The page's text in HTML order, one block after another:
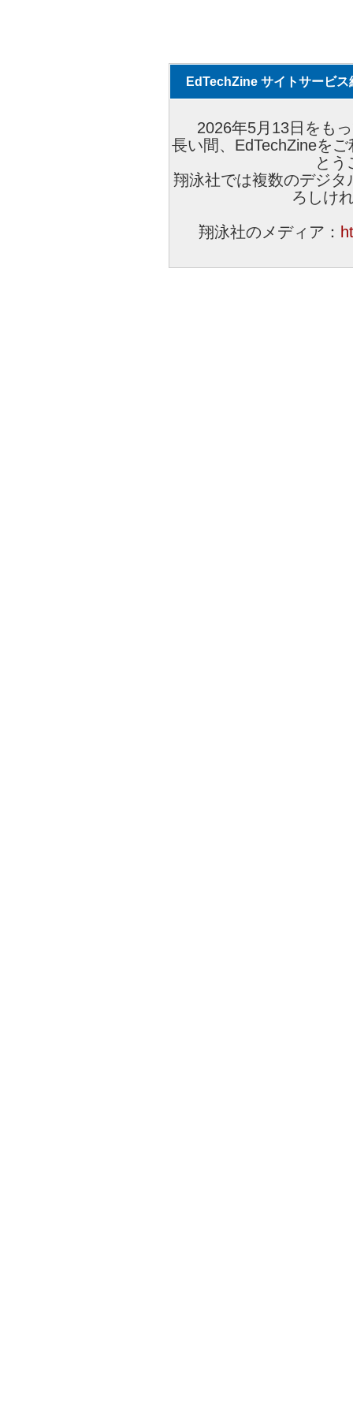
EdTechZine サイトサービス
2026年5月13日をも
長い間、EdTechZineを
とう
翔泳社では複数のデジ
ろしけ
翔泳社のメディア：